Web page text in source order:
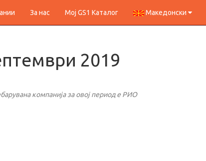
За нас Мој GS1 Каталог Македонски
2019
компанија за овој период е РИО